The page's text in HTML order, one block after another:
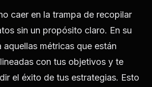
caer en la trampa de recopilar
sin un propósito claro. En su
aquellas métricas que están
con tus objetivos y te
el éxito de tus estrategias. Esto